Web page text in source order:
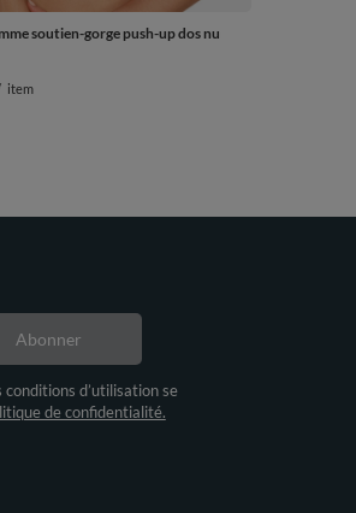
soutien-gorge push-up dos nu
item
d’utilisation se
de confidentialité.
Abonner